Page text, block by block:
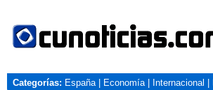
Categorías: España| Economía| Internacional